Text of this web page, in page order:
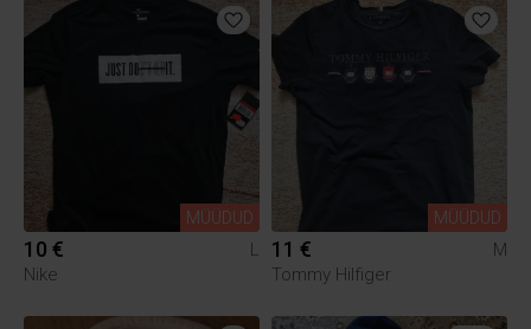
MÜÜDUD
10 €
L
Nike
MÜÜDUD
11 €
M
Tommy Hilfiger